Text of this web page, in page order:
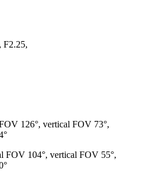
F2.25,
126°, vertical FOV 73°,
FOV 104°, vertical FOV 55°,